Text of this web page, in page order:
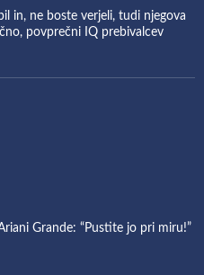
in, ne boste verjeli, tudi njegova
povprečni IQ prebivalcev
Grande: “Pustite jo pri miru!”